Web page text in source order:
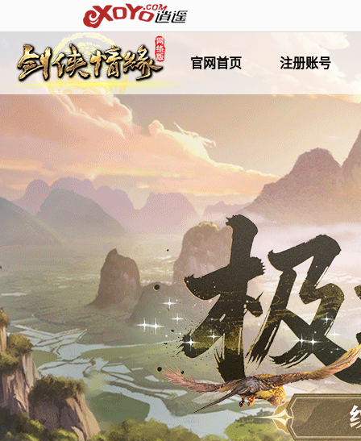
官网首页 注册账号